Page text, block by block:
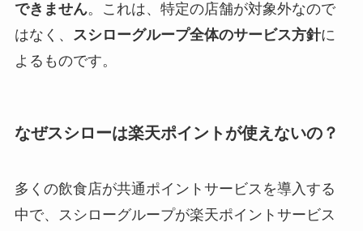
できません。これは、特定の店舗が対象外なので
はなく、 スシローグループ全体のサービス方針に
よるものです。
なぜスシローは楽天ポイントが使えないの？
多くの飲食店が共通ポイントサービスを導入する
中で、スシローグループが楽天ポイントサービス